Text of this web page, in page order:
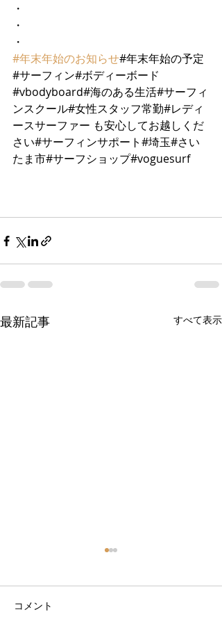
・
・
・
#年末年始のお知らせ#年末年始の予定
#サーフィン#ボディーボード
#vbodyboard#海のある生活#サーフィ
ンスクール#女性スタッフ常勤#レディ
ースサーファー も安心してお越しくだ
さい#サーフィンサポート#埼玉#さい
たま市#サーフショップ#voguesurf
最新記事 すべて表示
コメント